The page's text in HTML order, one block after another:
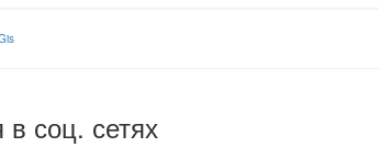
в соц. сетях